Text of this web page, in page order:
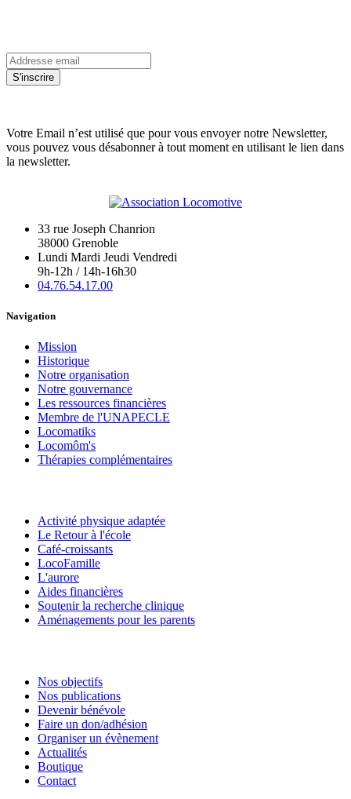
S'inscrire
Votre Email n’est utilisé que pour vous envoyer notre Newsletter,
vous pouvez vous désabonner à tout moment en utilisant le lien dans
la newsletter.
33 rue Joseph Chanrion
38000 Grenoble
Lundi Mardi Jeudi Vendredi
9h-12h / 14h-16h30
04.76.54.17.00
Navigation
Mission
Historique
Notre organisation
Notre gouvernance
Les ressources financières
Membre de l'UNAPECLE
Locomatiks
Locomôm's
Thérapies complémentaires
Activité physique adaptée
Le Retour à l'école
Café-croissants
LocoFamille
L'aurore
Aides financières
Soutenir la recherche clinique
Aménagements pour les parents
Nos objectifs
Nos publications
Devenir bénévole
Faire un don/adhésion
Organiser un évènement
Actualités
Boutique
Contact